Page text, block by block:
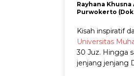
Rayhana
Purwokerto
Kisah inspiratif
Universitas
30 Juz. Hingga
jenjang jenjang